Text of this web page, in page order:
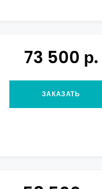
73 500 р.
ЗАКАЗАТЬ